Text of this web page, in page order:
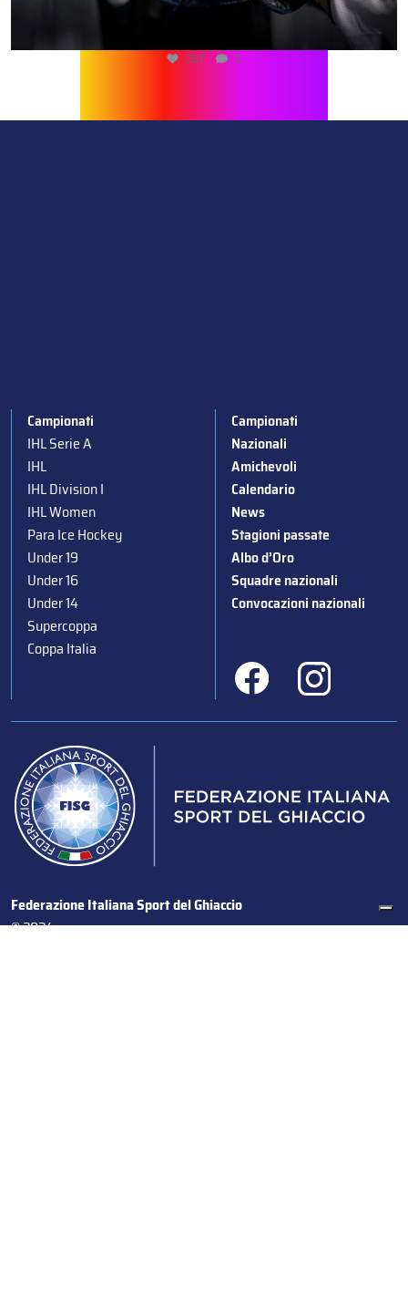
267 0
Campionati
IHL Serie A
IHL
IHL Division I
IHL Women
Para Ice Hockey
Under 19
Under 16
Under 14
Supercoppa
Coppa Italia
Campionati
Nazionali
Amichevoli
Calendario
News
Stagioni passate
Albo d’Oro
Squadre nazionali
Convocazioni nazionali
Federazione Italiana Sport del Ghiaccio
© 2024